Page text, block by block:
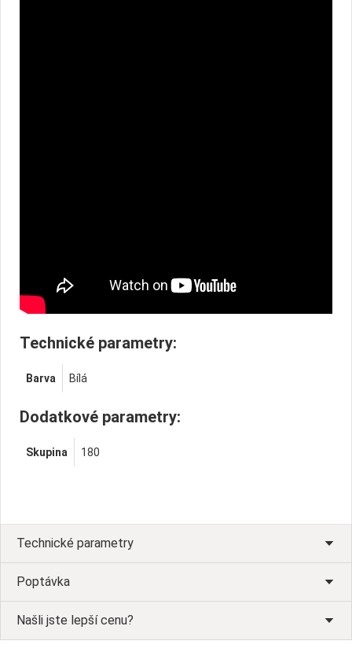
Technické parametry:
Barva Bílá
Dodatkové parametry:
Skupina 180
Technické parametry
Poptávka
Našli jste lepší cenu?